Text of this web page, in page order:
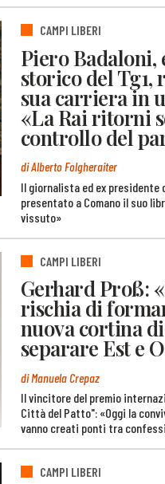
CAMPI LIBERI
Piero Badaloni,
storico del Tg1,
sua carriera in
«La Rai ritorni
controllo del
di Alberto Folgheraiter
Il giornalista ed ex presidente
presentato a Comano il suo
vissuto»
CAMPI LIBERI
Gerhard Proß:
rischia di
nuova cortina
separare Est e
di Manuela Crepaz
Il vincitore del premio
Città del Patto": «Oggi la
vanno creati ponti tra
CAMPI LIBERI